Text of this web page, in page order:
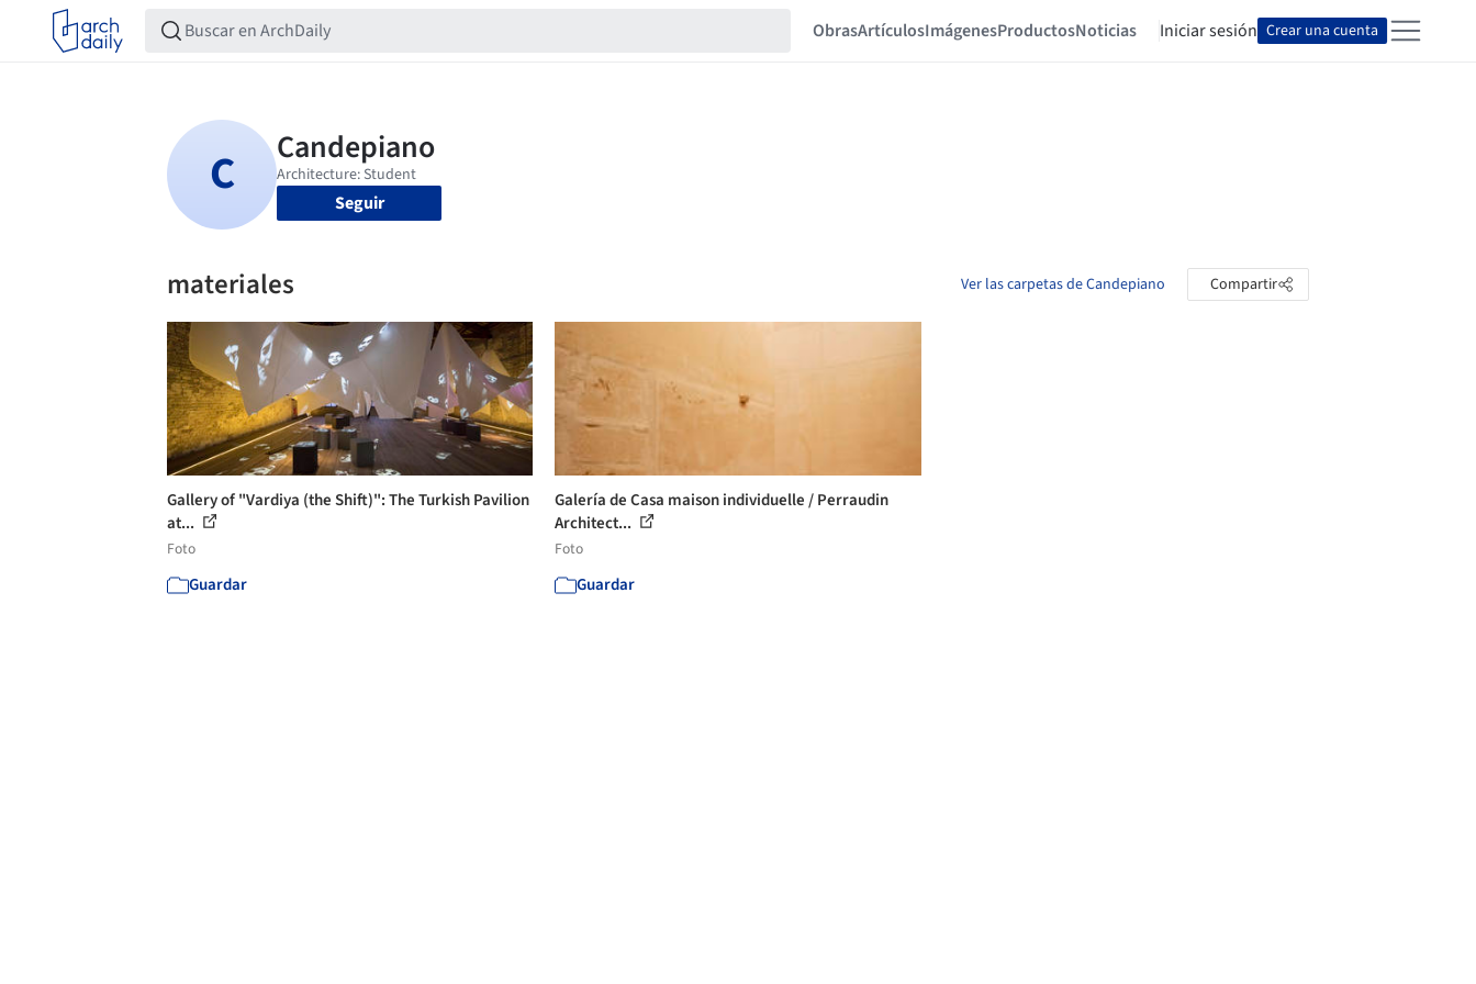
ObrasArtículosImágenesProductosNoticias Iniciar sesión Crear una cuenta
Seguir
materiales Ver las carpetas de Candepiano Compartir
Gallery of "Vardiya (the Shift)": The Turkish Pavilion
at...
Foto
Guardar
Galería de Casa maison individuelle / Perraudin
Architect...
Foto
Guardar